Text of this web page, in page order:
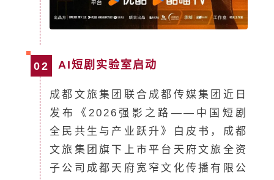
02 AI短剧实验室启动
成都文旅集团联合成都传媒集团近日
发布《2026强影之路——中国短剧
全民共生与产业跃升》白皮书，成都
文旅集团旗下上市平台天府文旅全资
子公司成都天府宽窄文化传播有限公